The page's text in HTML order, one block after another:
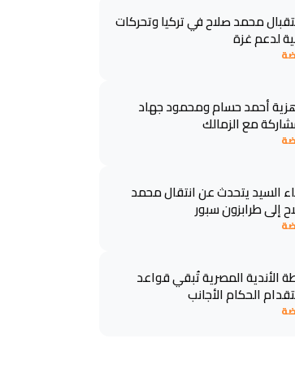
محمد صلاح في تركيا وتحركات
لدعم غزة
أحمد حسام ومحمود جهاد
مع الزمالك
السيد يتحدث عن انتقال محمد
إلى طرابزون سبور
الأندية المصرية تُبقي قواعد
الحكام الأجانب